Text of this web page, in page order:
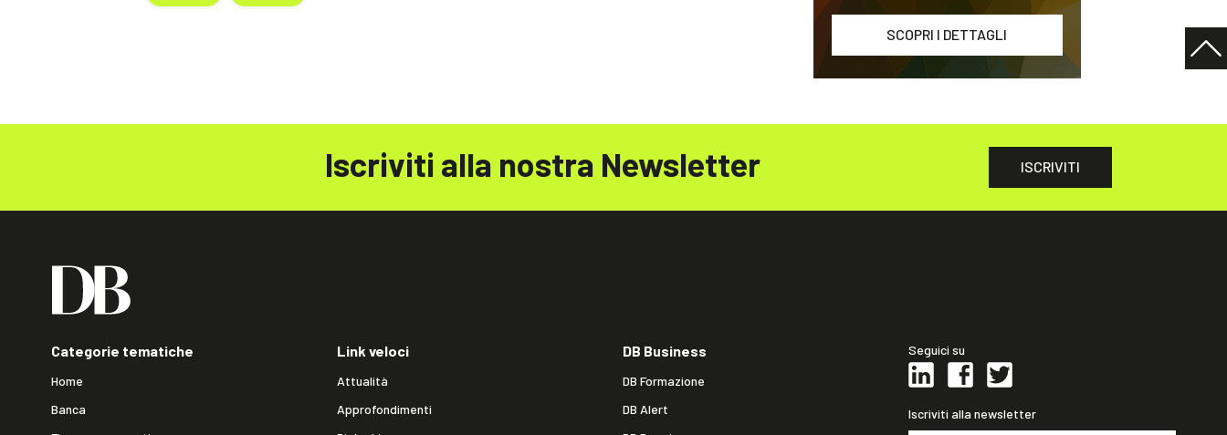
SCOPRI I DETTAGLI
Iscriviti alla nostra Newsletter ISCRIVITI
Categorie tematiche
Home
Banca
Link veloci
Attualità
Approfondimenti
DB Business
DB Formazione
DB Alert
Seguici su
Iscriviti alla newsletter